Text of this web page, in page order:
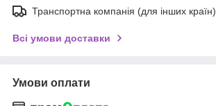
Транспортна компанія (для інших країн)
Всі умови доставки
Умови оплати